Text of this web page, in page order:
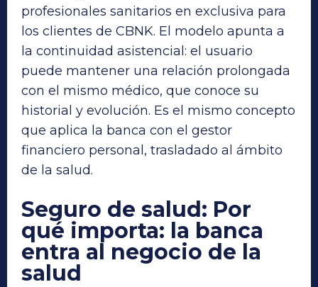
profesionales sanitarios en exclusiva para
los clientes de CBNK. El modelo apunta a
la continuidad asistencial: el usuario
puede mantener una relación prolongada
con el mismo médico, que conoce su
historial y evolución. Es el mismo concepto
que aplica la banca con el gestor
financiero personal, trasladado al ámbito
de la salud.
Seguro de salud: Por
qué importa: la banca
entra al negocio de la
salud